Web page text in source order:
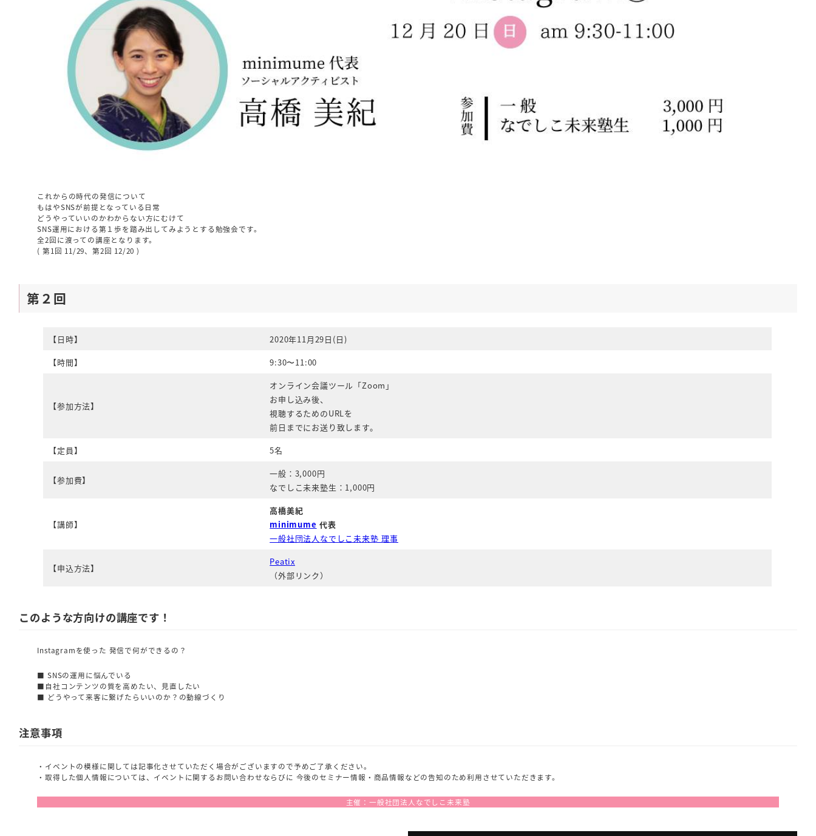
これからの時代の発信について
もはやSNSが前提となっている日常
どうやっていいのかわからない方にむけて
SNS運用における第１歩を踏み出してみようとする勉強会です。
全2回に渡っての講座となります。
( 第1回 11/29、第2回 12/20 )
第２回
【日時】
2020年11月29日(日)
【時間】
9:30〜11:00
【参加方法】
オンライン会議ツール「Zoom」
お申し込み後、
視聴するためのURLを
前日までにお送り致します。
【定員】
5名
【参加費】
一般：3,000円
なでしこ未来塾生：1,000円
【講師】
高橋美紀
minimume 代表
一般社団法人なでしこ未来塾 理事
【申込方法】
Peatix
（外部リンク）
このような方向けの講座です！
Instagramを使った 発信で何ができるの？
■ SNSの運用に悩んでいる
■自社コンテンツの質を高めたい、見直したい
■ どうやって来客に繋げたらいいのか？の動線づくり
注意事項
・イベントの模様に関しては記事化させていただく場合がございますので予めご了承ください。
・取得した個人情報については、イベントに関するお問い合わせならびに 今後のセミナー情報・商品情報などの告知のため利用させていただきます。
主催：一般社団法人なでしこ未来塾